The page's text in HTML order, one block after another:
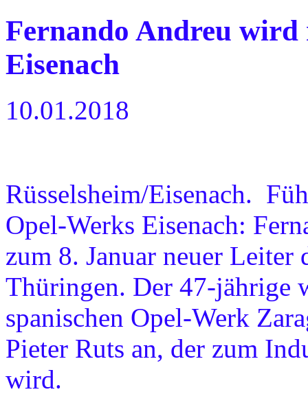
Fernando Andreu wird
Eisenach
10.01.2018
Rüsselsheim/Eisenach.
Opel-Werks Eisenach:
zum 8. Januar neuer Leiter
Thüringen. Der 47-jährige
spanischen Opel-Werk
Pieter Ruts an, der zum
wird.